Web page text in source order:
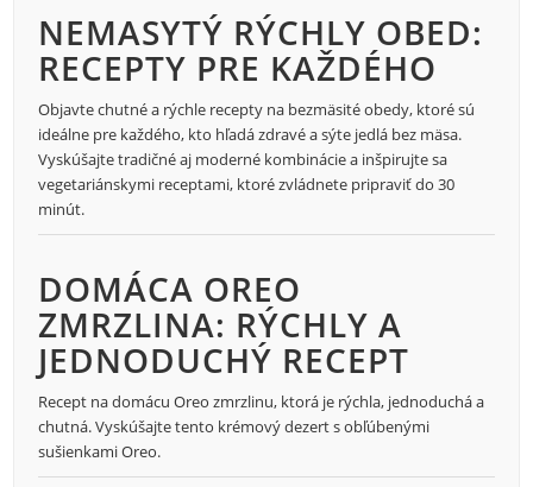
NEMASYTÝ RÝCHLY OBED:
RECEPTY PRE KAŽDÉHO
Objavte chutné a rýchle recepty na bezmäsité obedy, ktoré sú
ideálne pre každého, kto hľadá zdravé a sýte jedlá bez mäsa.
Vyskúšajte tradičné aj moderné kombinácie a inšpirujte sa
vegetariánskymi receptami, ktoré zvládnete pripraviť do 30
minút.
DOMÁCA OREO
ZMRZLINA: RÝCHLY A
JEDNODUCHÝ RECEPT
Recept na domácu Oreo zmrzlinu, ktorá je rýchla, jednoduchá a
chutná. Vyskúšajte tento krémový dezert s obľúbenými
sušienkami Oreo.